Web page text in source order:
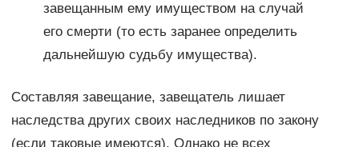
завещанным ему имуществом на случай
его смерти (то есть заранее определить
дальнейшую судьбу имущества).
Составляя завещание, завещатель лишает
наследства других своих наследников по закону
(если таковые имеются). Однако не всех